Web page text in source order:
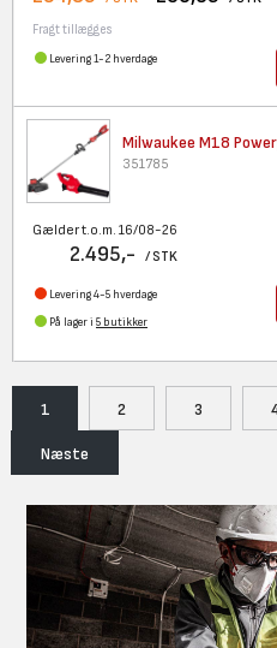
Fragt tillægges
Levering 1-2 hverdage
Milwaukee M18
351785
Gælder t.o.m. 16/08-26
2.495,- / STK
Levering 4-5 hverdage
På lager i 5 butikker
1 2 3
Næste